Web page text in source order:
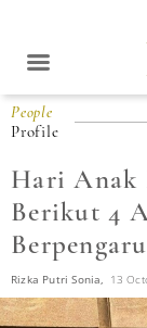
People
Profile
Hari Anak
Berikut 4
Rizka Putri Sonia, 13